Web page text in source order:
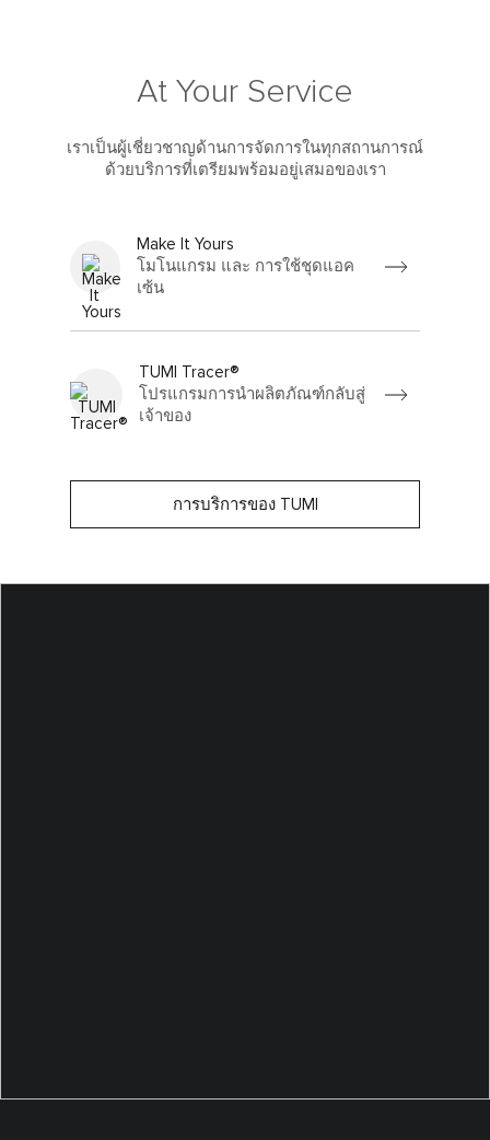
At Your Service
เราเป็นผู้เชี่ยวชาญด้านการจัดการในทุกสถานการณ์
ด้วยบริการที่เตรียมพร้อมอยู่เสมอของเรา
Make It Yours
โมโนแกรม และ การใช้ชุดแอค
เซ้น
TUMI Tracer®
โปรแกรมการนำผลิตภัณฑ์กลับสู่
เจ้าของ
การบริการของ TUMI